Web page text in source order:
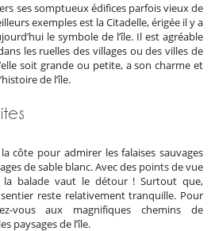
ses somptueux édifices parfois vieux de
exemples est la Citadelle, érigée il y a
le symbole de l’île. Il est agréable
les ruelles des villages ou des villes de
soit grande ou petite, a son charme et
de l’île.
côte pour admirer les falaises sauvages
de sable blanc. Avec des points de vue
la balade vaut le détour ! Surtout que,
reste relativement tranquille. Pour
vous aux magnifiques chemins de
paysages de l’île.